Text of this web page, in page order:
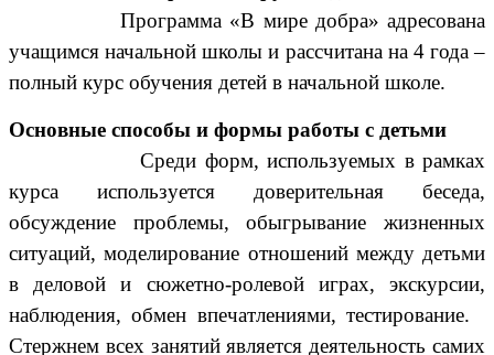
Программа «В мире добра» адресована
учащимся начальной школы и рассчитана на 4 года –
полный курс обучения детей в начальной школе.
Основные способы и формы работы с детьми
Среди форм, используемых в рамках
курса используется доверительная беседа,
обсуждение проблемы, обыгрывание жизненных
ситуаций, моделирование отношений между детьми
в деловой и сюжетно-ролевой играх, экскурсии,
наблюдения, обмен впечатлениями, тестирование.
Стержнем всех занятий является деятельность самих